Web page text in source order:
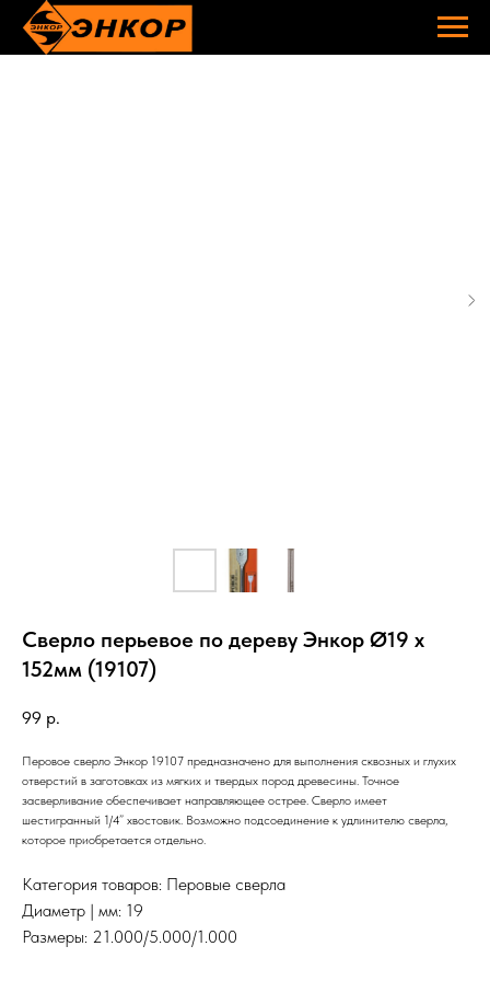
Сверло перьевое по дереву Энкор Ø19 х
152мм (19107)
99 р.
Перовое сверло Энкор 19107 предназначено для выполнения сквозных и глухих
отверстий в заготовках из мягких и твердых пород древесины. Точное
засверливание обеспечивает направляющее острее. Сверло имеет
шестигранный 1/4” хвостовик. Возможно подсоединение к удлинителю сверла,
которое приобретается отдельно.
Категория товаров: Перовые сверла
Диаметр | мм: 19
Размеры: 21.000/5.000/1.000